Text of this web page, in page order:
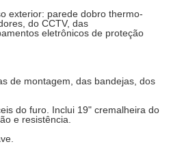
exterior: parede dobro thermo-
do CCTV, das
eletrônicos de proteção
de montagem, das bandejas, dos
do furo. Inclui 19" cremalheira do
e resistência.